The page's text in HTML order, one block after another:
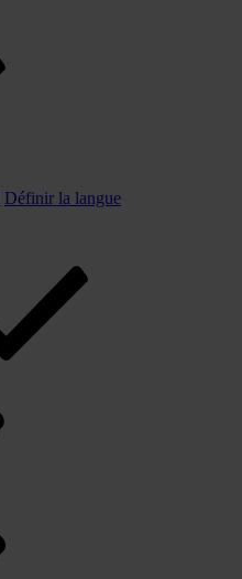
Définir la langue